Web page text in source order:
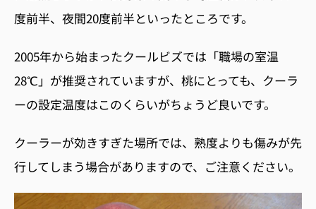
度前半、夜間20度前半といったところです。
2005年から始まったクールビズでは「職場の室温
28℃」が推奨されていますが、桃にとっても、クーラ
ーの設定温度はこのくらいがちょうど良いです。
クーラーが効きすぎた場所では、熟度よりも傷みが先
行してしまう場合がありますので、ご注意ください。